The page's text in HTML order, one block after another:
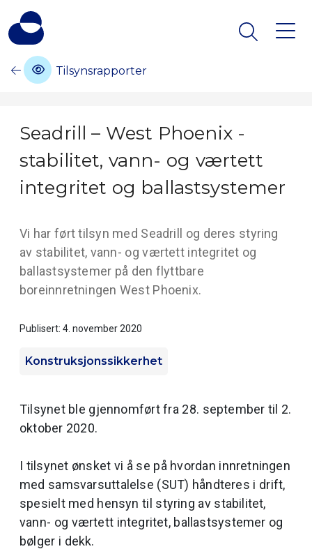
Tilsynsrapporter
Seadrill – West Phoenix -
stabilitet, vann- og værtett
integritet og ballastsystemer
Vi har ført tilsyn med Seadrill og deres styring
av stabilitet, vann- og værtett integritet og
ballastsystemer på den flyttbare
boreinnretningen West Phoenix.
Publisert: 4. november 2020
Konstruksjonssikkerhet
Tilsynet ble gjennomført fra 28. september til 2.
oktober 2020.
I tilsynet ønsket vi å se på hvordan innretningen
med samsvarsuttalelse (SUT) håndteres i drift,
spesielt med hensyn til styring av stabilitet,
vann- og værtett integritet, ballastsystemer og
bølger i dekk.